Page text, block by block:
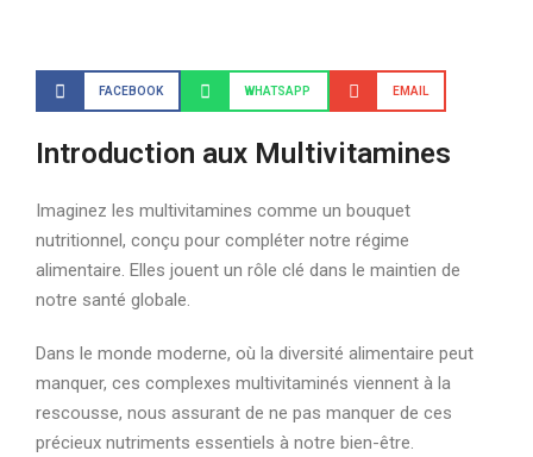
FACEBOOK WHATSAPP EMAIL
Introduction aux Multivitamines
Imaginez les multivitamines comme un bouquet
nutritionnel, conçu pour compléter notre régime
alimentaire. Elles jouent un rôle clé dans le maintien de
notre santé globale.
Dans le monde moderne, où la diversité alimentaire peut
manquer, ces complexes multivitaminés viennent à la
rescousse, nous assurant de ne pas manquer de ces
précieux nutriments essentiels à notre bien-être.